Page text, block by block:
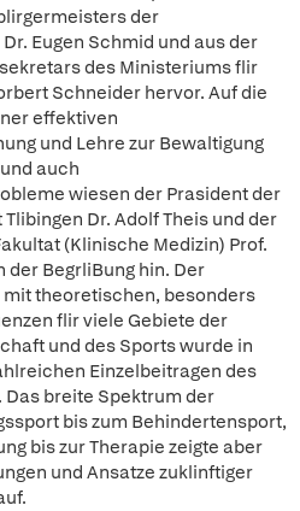
der
Eugen Schmid und aus der
des Ministeriums flir
Schneider hervor. Auf die
effektiven
und Lehre zur Bewaltigung
auch
wiesen der Prasident der
Dr. Adolf Theis und der
(Klinische Medizin) Prof.
der BegrliBung hin. Der
theoretischen, besonders
flir viele Gebiete der
und des Sports wurde in
Einzelbeitragen des
breite Spektrum der
bis zum Behindertensport,
bis zur Therapie zeigte aber
und Ansatze zuklinftiger